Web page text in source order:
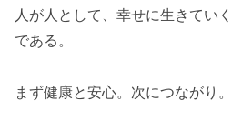
人が人として、幸せに生きてい
である。
まず健康と安心。次につながり